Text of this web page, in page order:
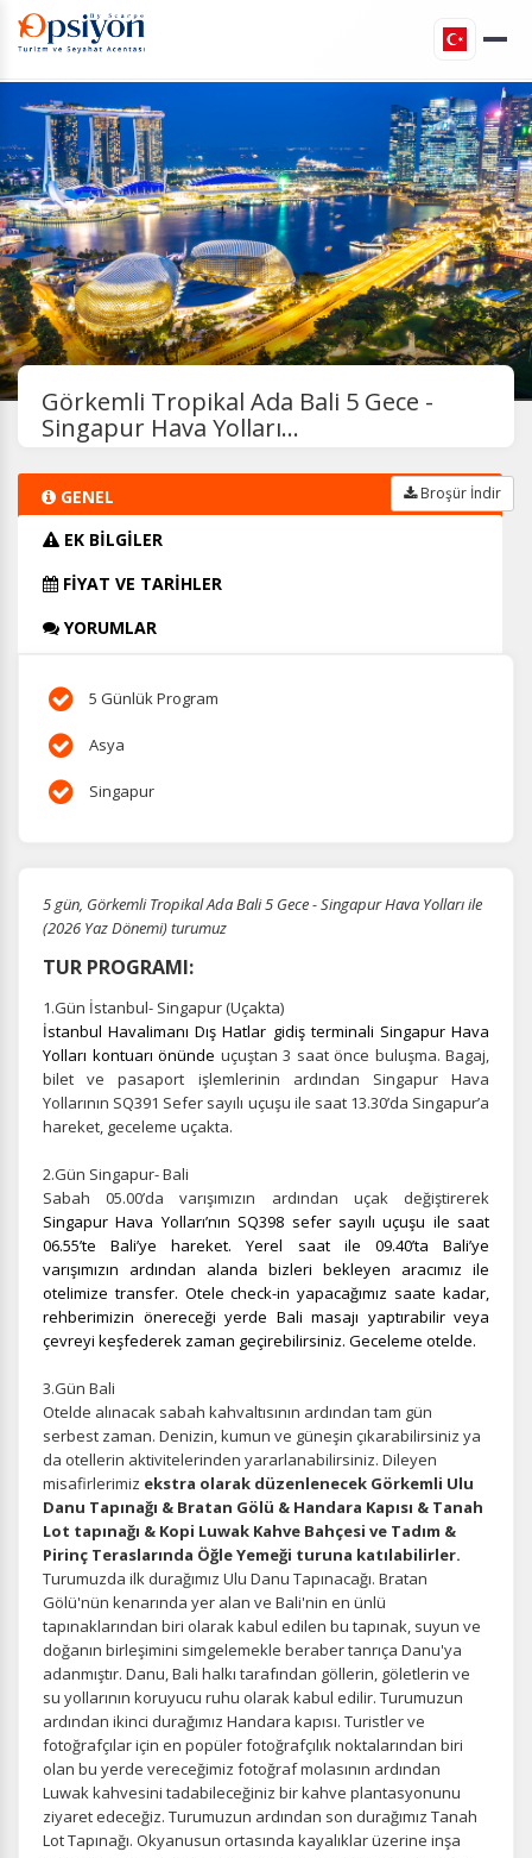
Görkemli Tropikal Ada Bali 5 Gece -
Singapur Hava Yolları...
GENEL
EK BİLGİLER
FİYAT VE TARİHLER
YORUMLAR
Broşür İndir
5 Günlük Program
Asya
Singapur
5 gün, Görkemli Tropikal Ada Bali 5 Gece - Singapur Hava Yolları ile
(2026 Yaz Dönemi) turumuz
TUR PROGRAMI:
1.Gün İstanbul- Singapur (Uçakta)
İstanbul Havalimanı Dış Hatlar gidiş terminali Singapur Hava
Yolları kontuarı önünde uçuştan 3 saat önce buluşma. Bagaj,
bilet ve pasaport işlemlerinin ardından Singapur Hava
Yollarının SQ391 Sefer sayılı uçuşu ile saat 13.30’da Singapur’a
hareket, geceleme uçakta.
2.Gün Singapur- Bali
Sabah 05.00’da varışımızın ardından uçak değiştirerek
Singapur Hava Yolları’nın SQ398 sefer sayılı uçuşu ile saat
06.55’te Bali’ye hareket. Yerel saat ile 09.40’ta Bali’ye
varışımızın ardından alanda bizleri bekleyen aracımız ile
otelimize transfer. Otele check-in yapacağımız saate kadar,
rehberimizin önereceği yerde Bali masajı yaptırabilir veya
çevreyi keşfederek zaman geçirebilirsiniz. Geceleme otelde.
3.Gün Bali
Otelde alınacak sabah kahvaltısının ardından tam gün
serbest zaman. Denizin, kumun ve güneşin çıkarabilirsiniz ya
da otellerin aktivitelerinden yararlanabilirsiniz. Dileyen
misafirlerimiz ekstra olarak düzenlenecek Görkemli Ulu
Danu Tapınağı & Bratan Gölü & Handara Kapısı & Tanah
Lot tapınağı & Kopi Luwak Kahve Bahçesi ve Tadım &
Pirinç Teraslarında Öğle Yemeği turuna katılabilirler.
Turumuzda ilk durağımız Ulu Danu Tapınacağı. Bratan
Gölü'nün kenarında yer alan ve Bali'nin en ünlü
tapınaklarından biri olarak kabul edilen bu tapınak, suyun ve
doğanın birleşimini simgelemekle beraber tanrıça Danu'ya
adanmıştır. Danu, Bali halkı tarafından göllerin, göletlerin ve
su yollarının koruyucu ruhu olarak kabul edilir. Turumuzun
ardından ikinci durağımız Handara kapısı. Turistler ve
fotoğrafçılar için en popüler fotoğrafçılık noktalarından biri
olan bu yerde vereceğimiz fotoğraf molasının ardından
Luwak kahvesini tadabileceğiniz bir kahve plantasyonunu
ziyaret edeceğiz. Turumuzun ardından son durağımız Tanah
Lot Tapınağı. Okyanusun ortasında kayalıklar üzerine inşa